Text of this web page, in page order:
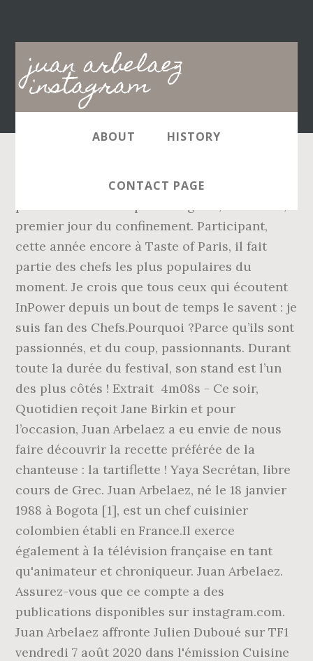
juan arbelaez
instagram
Main
navigation
ABOUT HISTORY
CONTACT PAGE
Tout commence par une vidéo de 45 secondes
premier jour du confinement. Participant,
cette année encore à Taste of Paris, il fait
partie des chefs les plus populaires du
moment. Je crois que tous ceux qui écoutent
InPower depuis un bout de temps le savent : je
suis fan des Chefs.Pourquoi ?Parce qu’ils sont
passionnés, et du coup, passionnants. Durant
toute la durée du festival, son stand est l’un
des plus côtés ! Extrait ️ 4m08s - Ce soir,
Quotidien reçoit Jane Birkin et pour
l’occasion, Juan Arbelaez a eu envie de nous
faire découvrir la recette préférée de la
chanteuse : la tartiflette ! Yaya Secrétan, libre
cours de Grec. Juan Arbelaez, né le 18 janvier
1988 à Bogota [1], est un chef cuisinier
colombien établi en France.Il exerce
également à la télévision française en tant
qu'animateur et chroniqueur. Juan Arbelaez.
Assurez-vous que ce compte a des
publications disponibles sur instagram.com.
Juan Arbelaez affronte Julien Duboué sur TF1
vendredi 7 août 2020 dans l'émission Cuisine